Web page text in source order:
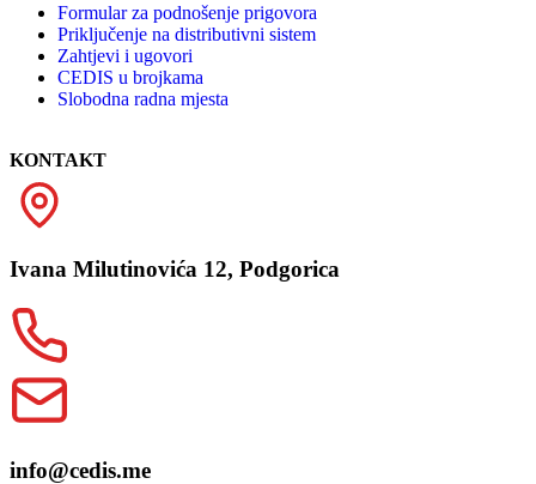
Formular za podnošenje prigovora
Priključenje na distributivni sistem
Zahtjevi i ugovori
CEDIS u brojkama
Slobodna radna mjesta
KONTAKT
Ivana Milutinovića 12, Podgorica
info@cedis.me